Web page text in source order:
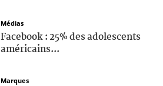
Médias
Facebook : 25% des adolescents
américains...
Marques